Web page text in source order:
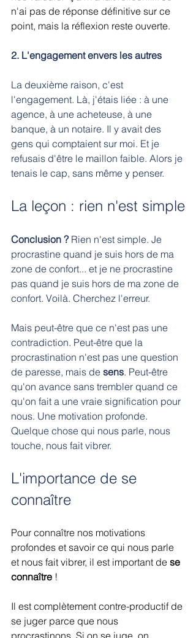
n'ai pas de réponse définitive sur ce
point, mais la réflexion reste ouverte.
2. L'engagement envers les autres
La deuxième raison, c'est
l'engagement. Là, j'étais liée : à une
agence, à une acheteuse, à une
banque, à un notaire. Il y avait des
gens qui comptaient sur moi. Et je
refusais d'être le maillon faible. Alors je
tenais le cap, sans même y penser.
La leçon : rien n'est simple
Conclusion ? Rien n'est simple. Je
procrastine quand je suis hors de ma
zone de confort... et je ne procrastine
pas quand je suis hors de ma zone de
confort. Voilà. Cherchez l'erreur.
Mais peut-être que ce n'est pas une
contradiction. Peut-être que la
procrastination n'est pas une question
de paresse, mais de sens. Peut-être
qu'on avance sans trembler quand ce
qu'on fait a une vraie signification pour
nous. Une motivation profonde.
Quelque chose qui nous parle, nous
touche, nous fait vibrer.
L'importance de se
connaître
Pour connaître nos motivations
profondes et savoir ce qui nous parle
et nous fait vibrer, il est important de se
connaître !
Il est complètement contre-productif de
se juger parce que nous
procrastinons. Si on se juge, on